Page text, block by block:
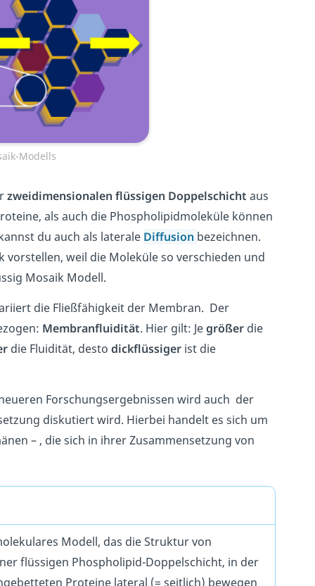
Modells
zweidimensionalen flüssigen Doppelschicht aus
als auch die Phospholipidmoleküle können
du auch als laterale Diffusion bezeichnen.
weil die Moleküle so verschieden und
Mosaik Modell.
die Fließfähigkeit der Membran. Der
Membranfluidität. Hier gilt: Jegrößer die
die Fluidität, desto dickflüssiger ist die
Forschungsergebnissen wird auch der
diskutiert wird. Hierbei handelt es sich um
– , die sich in ihrer Zusammensetzung von
Modell, das die Struktur von
flüssigen Phospholipid-Doppelschicht, in der
Proteine lateral (= seitlich) bewegen